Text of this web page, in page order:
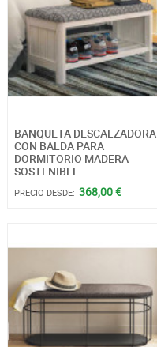
BANQUETA DESCALZADORA
CON BALDA PARA
DORMITORIO MADERA
SOSTENIBLE
PRECIO DESDE: 368,00 €